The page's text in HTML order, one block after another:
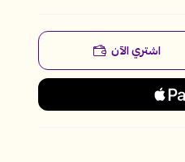
اشتري الآن